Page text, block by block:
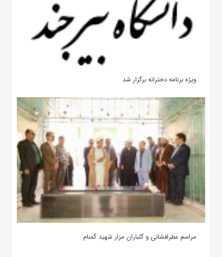
ویژه برنامه دخترانه برگزار شد
مراسم عطرافشانی و گلباران مزار شهید گمنام